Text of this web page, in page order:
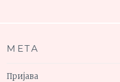
МЕТА
Пријава